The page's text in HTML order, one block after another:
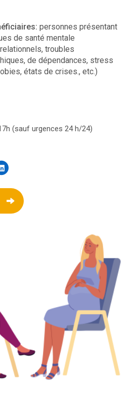
personnes présentant
de santé mentale
troubles
de dépendances, stress
états de crises., etc.)
(sauf urgences 24 h/24)